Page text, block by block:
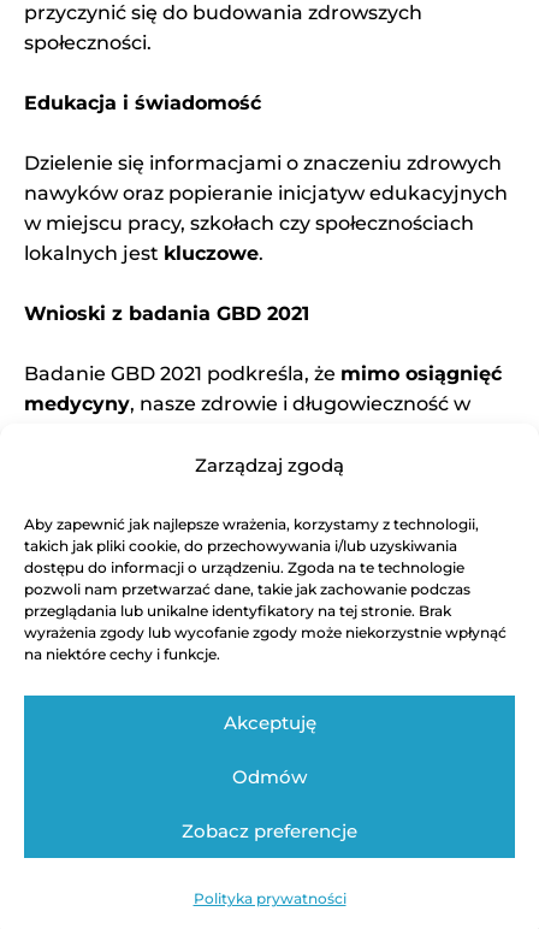
Zarządzaj zgodą
Aby zapewnić jak najlepsze wrażenia, korzystamy z technologii,
takich jak pliki cookie, do przechowywania i/lub uzyskiwania
dostępu do informacji o urządzeniu. Zgoda na te technologie
pozwoli nam przetwarzać dane, takie jak zachowanie podczas
przeglądania lub unikalne identyfikatory na tej stronie. Brak
wyrażenia zgody lub wycofanie zgody może niekorzystnie wpłynąć
na niektóre cechy i funkcje.
Akceptuję
Odmów
Zobacz preferencje
Polityka prywatności
przyczynić się do budowania zdrowszych
społeczności.
Edukacja i świadomość
Dzielenie się informacjami o znaczeniu zdrowych
nawyków oraz popieranie inicjatyw edukacyjnych
w miejscu pracy, szkołach czy społecznościach
lokalnych jest kluczowe.
Wnioski z badania GBD 2021
Badanie GBD 2021 podkreśla, że mimo osiągnięć
medycyny, nasze zdrowie i długowieczność w
oraz decyzji podejmowanych przez polityków.
Aby odwrócić niepokojące trendy, niezbędne są
skoordynowane działania na wielu poziomach –
zarówno indywidualne, jak i społeczne.
Autor strony: Swinickiwsieci / Bartosz Świnicki